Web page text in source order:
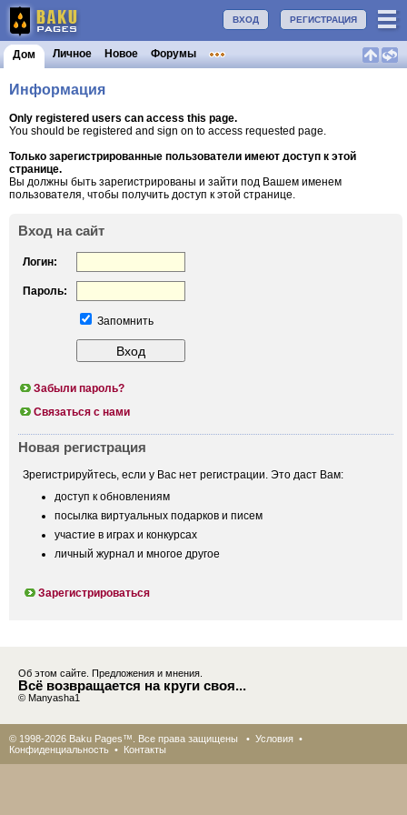
РЕГИСТРАЦИЯ
ВХОД
Дом Личное Новое Форумы
Информация
Only registered users can access this page.
You should be registered and sign on to access requested page.
Только зарегистрированные пользователи имеют доступ к этой
странице.
Вы должны быть зарегистрированы и зайти под Вашем именем
пользователя, чтобы получить доступ к этой странице.
Вход на сайт
Логин:
Пароль:
Запомнить
Забыли пароль?
Связаться с нами
Новая регистрация
Зрегистрируйтесь, если у Вас нет регистрации. Это даст Вам:
доступ к обновлениям
посылка виртуальных подарков и писем
участие в играх и конкурсах
личный журнал и многое другое
Зарегистрироваться
Об этом сайте. Предложения и мнения.
Всё возвращается на круги своя...
© Manyasha1
© 1998-2026 Baku Pages™. Все права защищены • Условия •
Конфиденциальность • Контакты